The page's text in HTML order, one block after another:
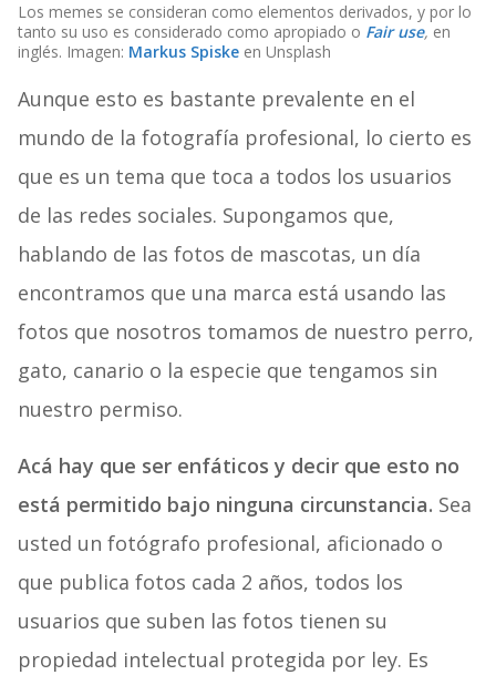
Los memes se consideran como elementos derivados, y por lo
tanto su uso es considerado como apropiado o Fair use, en
inglés. Imagen: Markus Spiskeen Unsplash
Aunque esto es bastante prevalente en el
mundo de la fotografía profesional, lo cierto es
que es un tema que toca a todos los usuarios
de las redes sociales. Supongamos que,
hablando de las fotos de mascotas, un día
encontramos que una marca está usando las
fotos que nosotros tomamos de nuestro perro,
gato, canario o la especie que tengamos sin
nuestro permiso.
Acá hay que ser enfáticos y decir que esto no
está permitido bajo ninguna circunstancia. Sea
usted un fotógrafo profesional, aficionado o
que publica fotos cada 2 años, todos los
usuarios que suben las fotos tienen su
propiedad intelectual protegida por ley. Es